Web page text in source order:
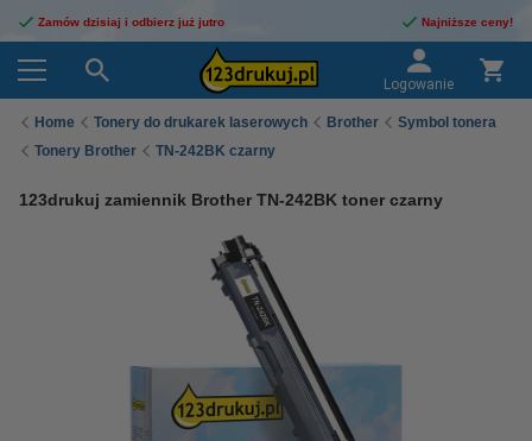
Zamów dzisiaj i odbierz już jutro Najniższe ceny!
Logowanie
Home Tonery do drukarek laserowych Brother
Symbol tonera
Tonery Brother
TN-242BK czarny
123drukuj zamiennik Brother TN-242BK toner czarny